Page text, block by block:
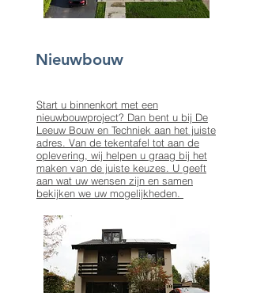
Nieuwbouw
Start u binnenkort met een
nieuwbouwproject? Dan bent u bij De
Leeuw Bouw en Techniek aan het juiste
adres. Van de tekentafel tot aan de
oplevering, wij helpen u graag bij het
maken van de juiste keuzes. U geeft
aan wat uw wensen zijn en samen
bekijken we uw mogelijkheden.